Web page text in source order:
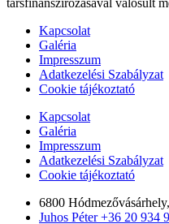
Kapcsolat
Galéria
Impresszum
Adatkezelési Szabályzat
Cookie tájékoztató
Kapcsolat
Galéria
Impresszum
Adatkezelési Szabályzat
Cookie tájékoztató
6800
Juhos Péter +36 20 934